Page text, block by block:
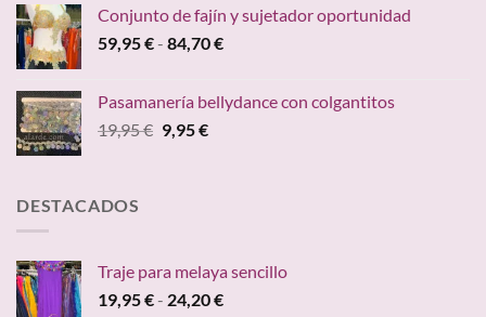
era:
24,95 €.
es:
19,95 €.
Conjunto de fajín y sujetador oportunidad
59,95€- 84,70€Rango
desde
Pasamanería bellydance con colgantitos
19,95€ El
9,95€El
DESTACADOS
Traje para melaya sencillo
19,95€- 24,20€Rango